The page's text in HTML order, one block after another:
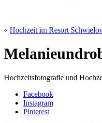
« Hochzeit im Resort
Hochzeitsfotografie und
Facebook
Instagram
Pinterest